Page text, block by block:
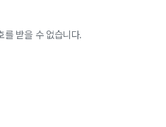
를 받을 수 없습니다.